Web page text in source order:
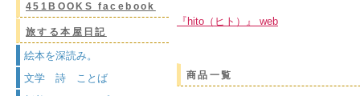
451BOOKS facebook
旅する本屋日記
絵本を深読み。
文学 詩 ことば
『hito（ヒト）』 web
商品一覧